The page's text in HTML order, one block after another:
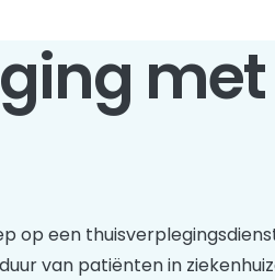
op een
van patiënten in